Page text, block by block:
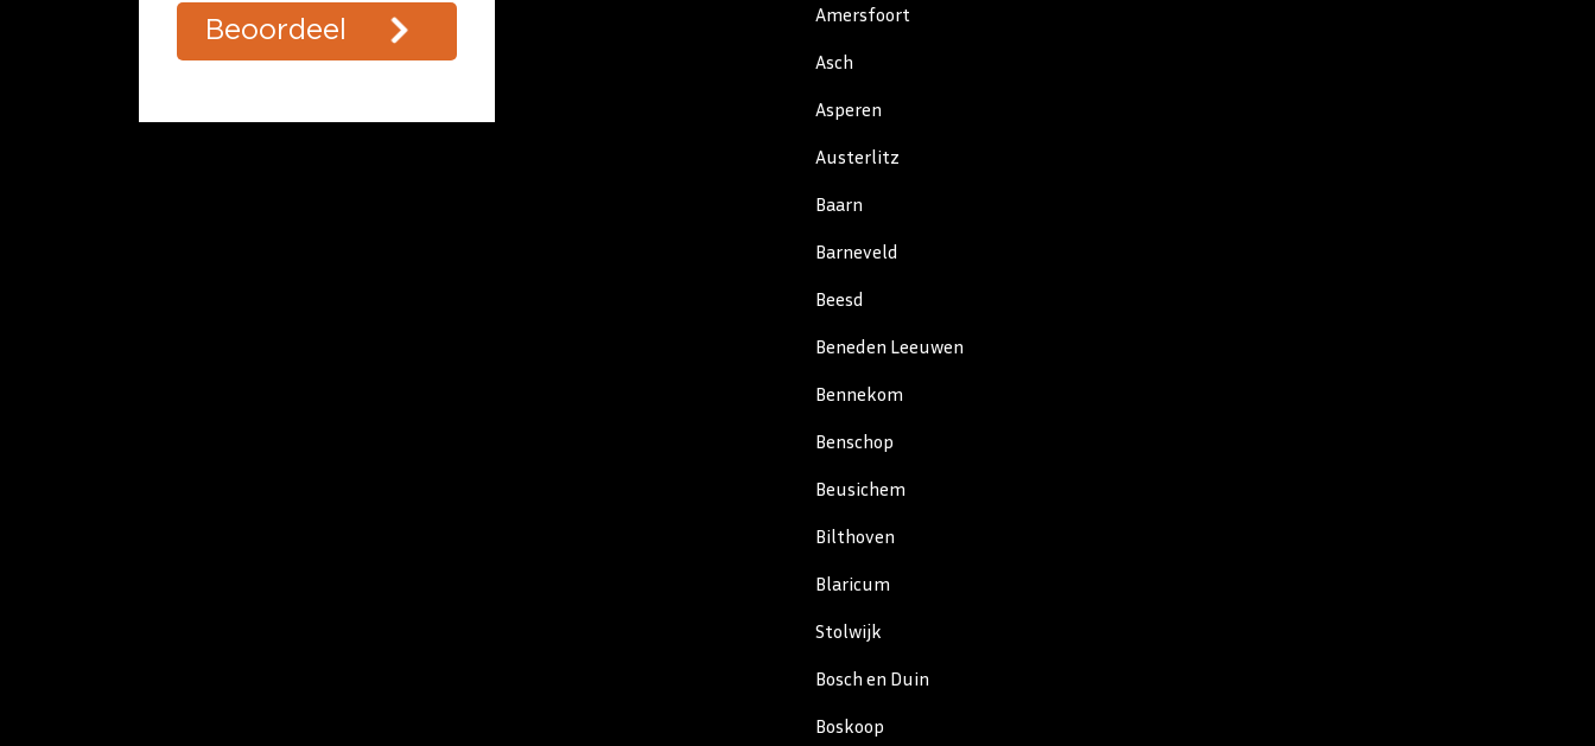
Amersfoort
Asch
Asperen
Austerlitz
Baarn
Barneveld
Beesd
Beneden Leeuwen
Bennekom
Benschop
Beusichem
Bilthoven
Blaricum
Stolwijk
Bosch en Duin
Boskoop